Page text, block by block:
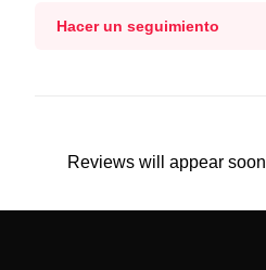
Hacer un seguimiento
Reviews will appear soon